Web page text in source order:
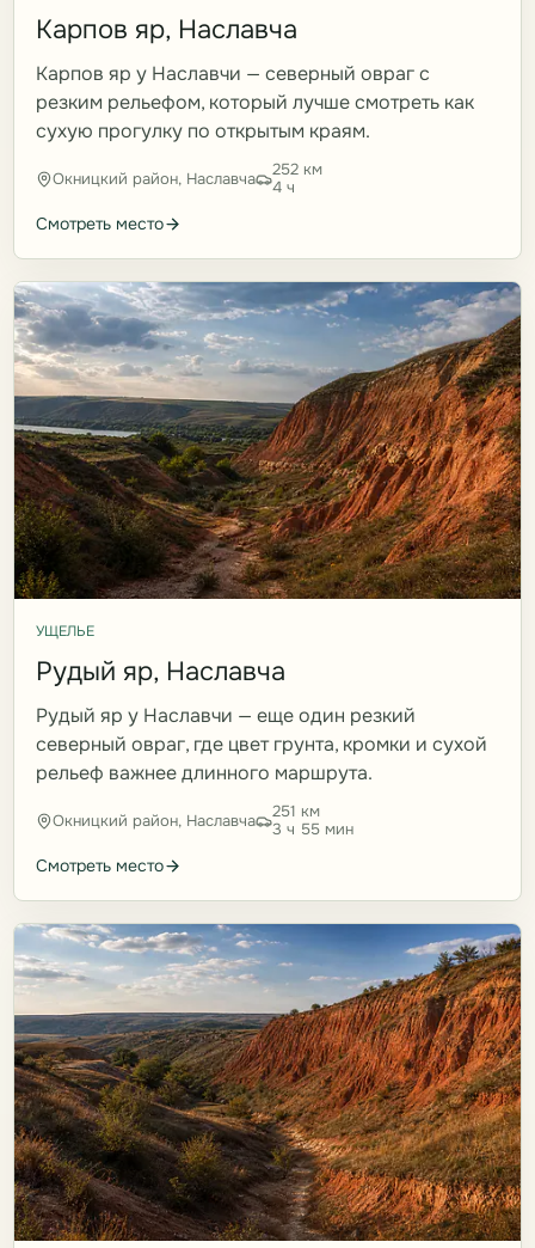
Карпов яр, Наславча
Карпов яр у Наславчи — северный овраг с
резким рельефом, который лучше смотреть как
сухую прогулку по открытым краям.
Окницкий район, Наславча
252 км
4 ч
Смотреть место
УЩЕЛЬЕ
Рудый яр, Наславча
Рудый яр у Наславчи — еще один резкий
северный овраг, где цвет грунта, кромки и сухой
рельеф важнее длинного маршрута.
Окницкий район, Наславча
251 км
3 ч 55 мин
Смотреть место